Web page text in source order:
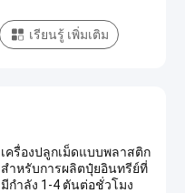
เรียนรู้ เพิ่มเติม
เครื่องปลูกเม็ดแบบพลาสติก
สําหรับการผลิตปุ๋ยอินทรีย์ที่
มีกําลัง 1-4 ตันต่อชั่วโมง